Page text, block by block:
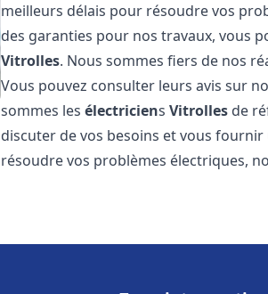
meilleurs délais pour résoudre vos
des garanties pour nos travaux, vous
Vitrolles. Nous sommes fiers de nos
Vous pouvez consulter leurs avis sur
sommes lesélectriciensVitrolles de
discuter de vos besoins et vous
résoudre vos problèmes électriques,